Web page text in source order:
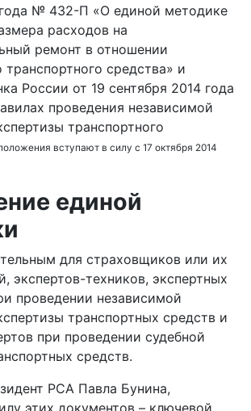
года № 432-П «О единой методике
расходов на
ремонт в отношении
средства» и
России от 19 сентября 2014 года
проведения независимой
транспортного
вступают в силу с 17 октября 2014
единой
для страховщиков или их
экспертов-техников, экспертных
проведении независимой
транспортных средств и
при проведении судебной
средств.
РСА Павла Бунина,
этих документов – ключевой